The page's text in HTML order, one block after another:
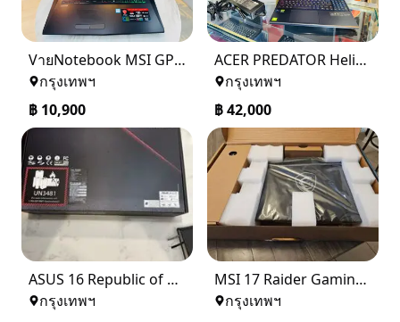
VายNotebook MSI GP72 MVR 659XTH Leopard Pro
กรุงเทพฯ
฿ 10,900
ACER PREDATOR Helios 16 PHN16 72 98J4
กรุงเทพฯ
฿42,000
ASUS 16 Republic of Gamers Strix G614JV-AS94 Notebook
กรุงเทพฯ
MSI 17 Raider Gaming Laptop
กรุงเทพฯ